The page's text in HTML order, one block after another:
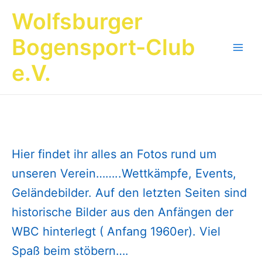
InhaltWolfsburger
Bogensport-Club
e.V.
Hier findet ihr alles an Fotos rund um
unseren Verein……..Wettkämpfe, Events,
Geländebilder. Auf den letzten Seiten sind
historische Bilder aus den Anfängen der
WBC hinterlegt ( Anfang 1960er). Viel
Spaß beim stöbern….